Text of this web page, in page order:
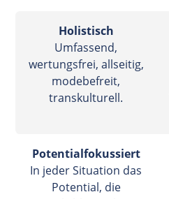
Holistisch
Umfassend,
wertungsfrei, allseitig,
modebefreit,
transkulturell.
Potentialfokussiert
In jeder Situation das
Potential, die